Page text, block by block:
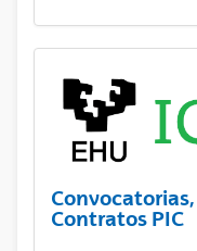
Contratos PIC